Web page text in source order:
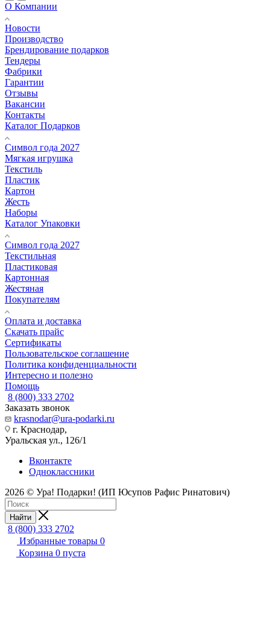
О Компании
Новости
Производство
Брендирование подарков
Тендеры
Фабрики
Гарантии
Отзывы
Вакансии
Контакты
Каталог Подарков
Символ года 2027
Мягкая игрушка
Текстиль
Пластик
Картон
Жесть
Наборы
Каталог Упаковки
Символ года 2027
Текстильная
Пластиковая
Картонная
Жестяная
Покупателям
Оплата и доставка
Скачать прайс
Сертификаты
Пользовательское соглашение
Политика конфиденциальности
Интересно и полезно
Помощь
8 (800) 333 2702
Заказать звонок
krasnodar@ura-podarki.ru
г. Краснодар,
Уральская ул., 126/1
Вконтакте
Одноклассники
2026 © Ура! Подарки! (ИП Юсупов Рафис Ринатович)
Найти
8 (800) 333 2702
Избранные товары 0
Корзина 0 пуста